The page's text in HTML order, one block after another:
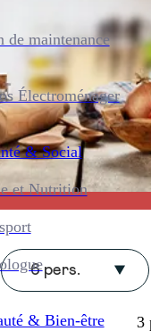
de maintenance
Électroménager
& Social
et Nutrition
& Bien-être
6 pers.
3